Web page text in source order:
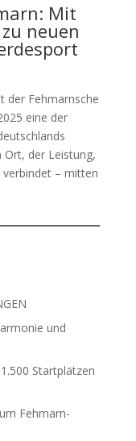
Mit
neuen
der Fehmarnsche
eine der
der Leistung,
– mitten
und
Startplätzen
Fehmarn-